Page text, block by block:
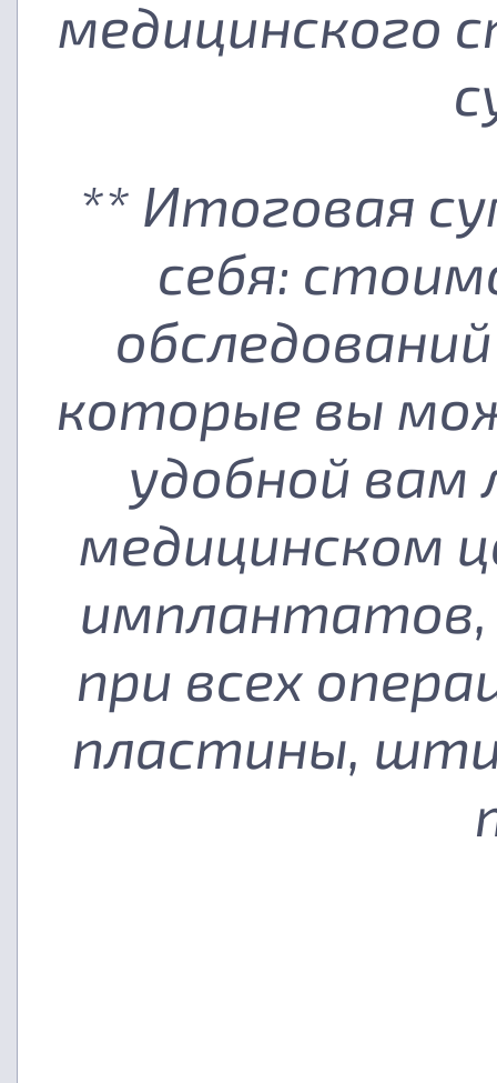
медицинского
** Итоговая
себя:
которые вы
удобной вам
медицинском
при всех
пластины,